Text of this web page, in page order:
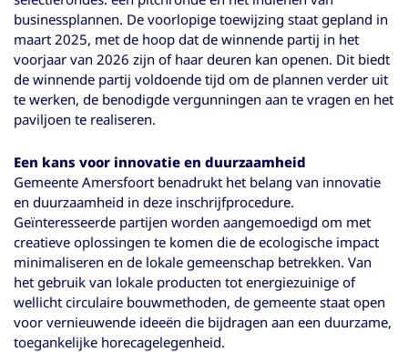
businessplannen. De voorlopige toewijzing staat gepland in
maart 2025, met de hoop dat de winnende partij in het
voorjaar van 2026 zijn of haar deuren kan openen. Dit biedt
de winnende partij voldoende tijd om de plannen verder uit
te werken, de benodigde vergunningen aan te vragen en het
paviljoen te realiseren.
Een kans voor innovatie en duurzaamheid
Gemeente Amersfoort benadrukt het belang van innovatie
en duurzaamheid in deze inschrijfprocedure.
Geïnteresseerde partijen worden aangemoedigd om met
creatieve oplossingen te komen die de ecologische impact
minimaliseren en de lokale gemeenschap betrekken. Van
het gebruik van lokale producten tot energiezuinige of
wellicht circulaire bouwmethoden, de gemeente staat open
voor vernieuwende ideeën die bijdragen aan een duurzame,
toegankelijke horecagelegenheid.